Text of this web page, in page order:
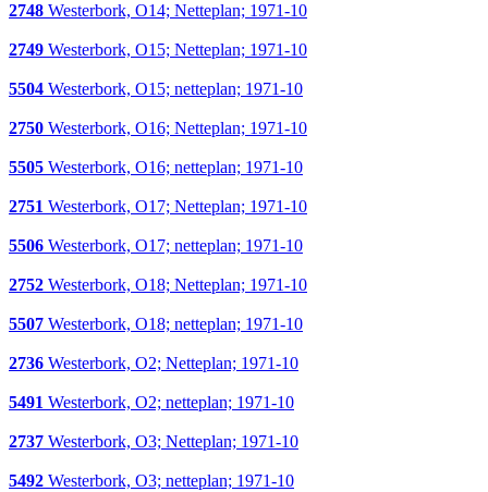
2748 Westerbork, O14; Netteplan; 1971-10
2749 Westerbork, O15; Netteplan; 1971-10
5504 Westerbork, O15; netteplan; 1971-10
2750 Westerbork, O16; Netteplan; 1971-10
5505 Westerbork, O16; netteplan; 1971-10
2751 Westerbork, O17; Netteplan; 1971-10
5506 Westerbork, O17; netteplan; 1971-10
2752 Westerbork, O18; Netteplan; 1971-10
5507 Westerbork, O18; netteplan; 1971-10
2736 Westerbork, O2; Netteplan; 1971-10
5491 Westerbork, O2; netteplan; 1971-10
2737 Westerbork, O3; Netteplan; 1971-10
5492 Westerbork, O3; netteplan; 1971-10